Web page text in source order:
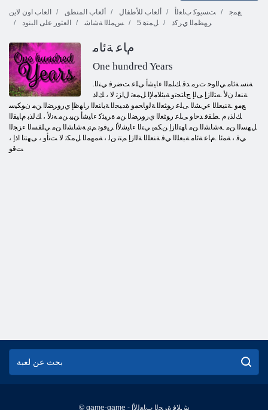
العاب اون لاين
ألعاب المنطق ألعاب للأطفال ﺖﺴﻳﻮﻛ ﺏﺎﻌﻟﺃ
ﻊﻤﺟ
العثور على البنود
ﺲﻤﻠﻟﺍ ﺔﺷﺎﺷ 5 ﻞﻤﺘﻫ ﺮﻬﻈﻤﻟﺍ ﻱﺮﻛﺫ
ﻡﺎﻋ ﺔﺋﺎﻣ
One hundred Years
ﺔﻨﻌﻟ ﻥﻷ .ﻪﺘﻟﺍﺯﺇ ﻰﻟﺇ ﺝﺎﺘﺤﺗﻭ ﺔﻴﺋﻼ ﻣﻹ ﺍ ﻞﻤﻌﺗ ﻝﺍﺰﺗ ﻻ ، ﻚﻟﺫ
ﻊﻣﻭ .ﺔﻨﻴﻌﻠﻟﺍ ءﻲﺸﻟﺍ ﻰﻠﻋ ﺭﻮﺜﻌﻟﺍ ﺔﻟﻭﺎﺤﻣﻭ ﺓﺪﻴﺠﻟﺍ ﺔﻳﺎﻨﻌﻟﺍ ﺭﺎﻬﻇﺇ ﻱﺭﻭﺮﻀﻟﺍ ﻦﻣ ﻥﻮﻜﻴﺳ
ﻚﻟﺬﺑ ﻡ .ﻂﻘﻓ ﺪﺣﺍﻭ ﻰﻠﻋ ﺭﻮﺜﻌﻟﺍ ﻱﺭﻭﺮﻀﻟﺍ ﻦﻣ ﺓﺮﻴﺜﻛ ءﺎﻴﺷﺃ ﻦﻴﺑ ﻦﻣ ﻪﻧﻷ ، ﻚﻟﺬﺑ ﻡﺎﻴﻘﻟﺍ
ﻞﻬﺴﻟﺍ ﻦﻣ .ﺔﺷﺎﺸﻟﺍ ﻦﻣ ﺎﻬﺘﻟﺍﺯﺇ ﻦﻜﻤﻳ ﻲﺘﻟﺍ ءﺎﻴﺷﻷ ﺍ ﺮﻴﻓﻮﺗ ﻢﺘﻳ ﺔﺷﺎﺸﻟﺍ ﻦﻣ ﻲﻠﻔﺴﻟﺍ ءﺰﺠﻟﺍ
ﻲﻓ ، ﺔﻤﺋﺎ .ﻡﺎﻋ ﺔﺋﺎﻣ ﺔﺒﻌﻠﻟﺍ ﻲﻓ ﺔﻨﻌﻠﻟﺍ ﺔﻟﺍﺯﺇ ﻢﺘﺗ ﻦﻟ ، ﺔﻤﻬﻤﻟﺍ ﻞﻤﻜﺗ ﻻ ﺖﻧﺃﻭ ، ﻰﻬﺘﻧﺍ ﺍﺫﺇ ،
ﺖﻗﻮ
© game-game - ﺵﻼ ﻓ ﺓﺮﺤﻟﺍ ﺏﺎﻌﻟﻷ ﺍ